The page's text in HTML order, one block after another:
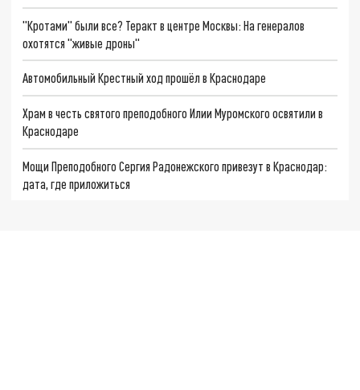
"Кротами" были все? Теракт в центре Москвы: На генералов
охотятся "живые дроны"
Автомобильный Крестный ход прошёл в Краснодаре
Храм в честь святого преподобного Илии Муромского освятили в
Краснодаре
Мощи Преподобного Сергия Радонежского привезут в Краснодар:
дата, где приложиться